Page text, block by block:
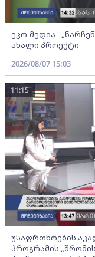
ეკო-მედია -
ახალი პროექტი
2026/08/07 15:03
უსაფრთხოების
პროგრამის
11:15